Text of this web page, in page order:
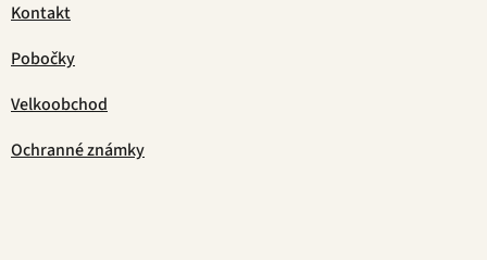
Kontakt
Pobočky
Velkoobchod
Ochranné známky